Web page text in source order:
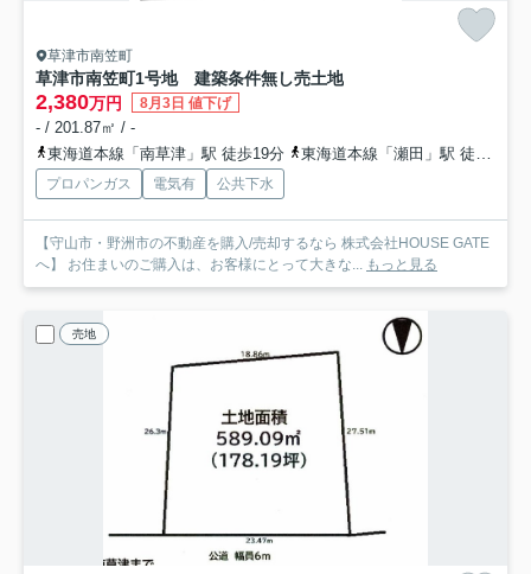
草津市南笠町
草津市南笠町1号地 建築条件無し売土地
2,380万円 8月3日 値下げ
- / 201.87㎡ / -
東海道本線「南草津」駅 徒歩19分
東海道本線「瀬田」駅 徒歩28分
プロパンガス 電気有 公共下水
【守山市・野洲市の不動産を購入/売却するなら 株式会社HOUSE GATE
へ】 お住まいのご購入は、お客様にとって大きな...
もっと見る
売地